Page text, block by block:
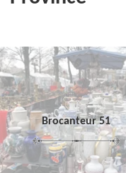
Brocanteur 51